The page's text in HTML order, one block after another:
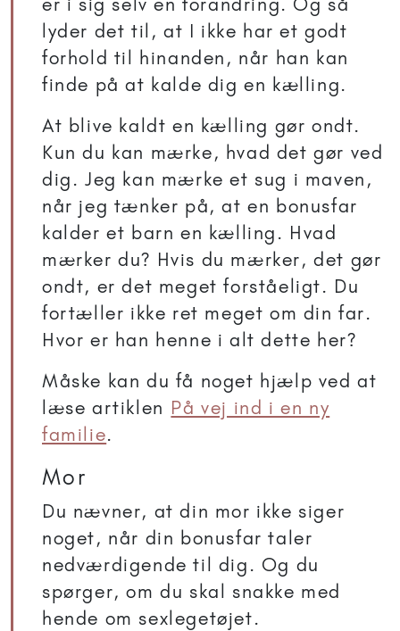
lyder det til, at I ikke har et godt
forhold til hinanden, når han kan
finde på at kalde dig en kælling.
At blive kaldt en kælling gør ondt.
Kun du kan mærke, hvad det gør ved
dig. Jeg kan mærke et sug i maven,
når jeg tænker på, at en bonusfar
kalder et barn en kælling. Hvad
mærker du? Hvis du mærker, det gør
ondt, er det meget forståeligt. Du
fortæller ikke ret meget om din far.
Hvor er han henne i alt dette her?
Måske kan du få noget hjælp ved at
læse artiklen På vej ind i en ny
familie.
Mor
Du nævner, at din mor ikke siger
noget, når din bonusfar taler
nedværdigende til dig. Og du
spørger, om du skal snakke med
hende om sexlegetøjet.